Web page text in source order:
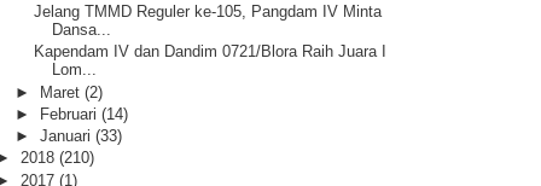
Jelang TMMD Reguler ke-105, Pangdam IV Minta
Dansa...
Kapendam IV dan Dandim 0721/Blora Raih Juara I
Lom...
► Maret (2)
►
Februari (14)
► Januari (33)
2018 (210)
2017 (1)